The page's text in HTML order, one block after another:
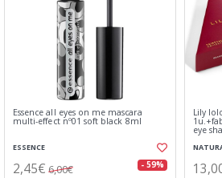
Essence all eyes on me mascara
multi-effect nº01 soft black 8ml
ESSENCE
2,45€ 6,00€ - 59%
Lily
eye